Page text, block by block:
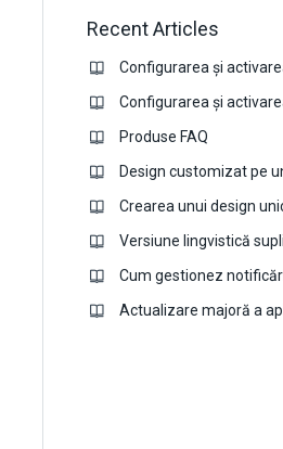
Recent Articles
Configurarea și
Configurarea și
Produse FAQ
Design customizat pe
Crearea unui design
Cum gestionez